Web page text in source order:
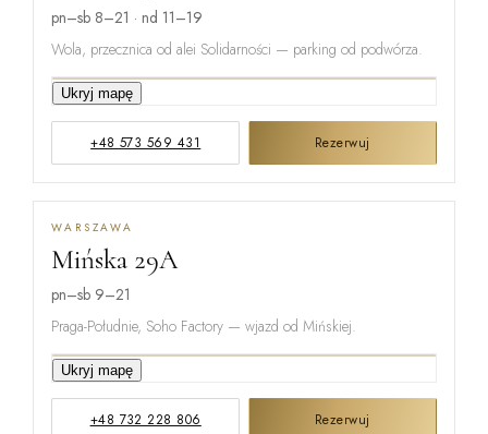
pn–sb 8–21 · nd 11–19
Wola, przecznica od alei Solidarności — parking od podwórza.
GRZYBOWSKA
ŻELAZNA
Ukryj mapę
+48 573 569 431 Rezerwuj
WARSZAWA
Mińska 29A
pn–sb 9–21
Praga-Południe, Soho Factory — wjazd od Mińskiej.
ŻUPNICZA
Ukryj mapę
+48 732 228 806 Rezerwuj